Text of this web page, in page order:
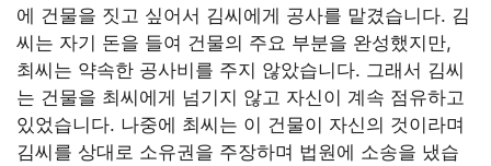
에 건물을 짓고 싶어서 김씨에게 공사를 맡겼습니다. 김
씨는 자기 돈을 들여 건물의 주요 부분을 완성했지만,
최씨는 약속한 공사비를 주지 않았습니다. 그래서 김씨
는 건물을 최씨에게 넘기지 않고 자신이 계속 점유하고
있었습니다. 나중에 최씨는 이 건물이 자신의 것이라며
김씨를 상대로 소유권을 주장하며 법원에 소송을 냈습